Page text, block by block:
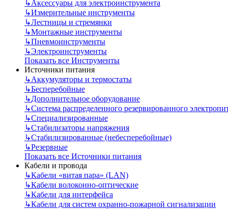
↳Аксессуары для электроинструмента
↳Измерительные инструменты
↳Лестницы и стремянки
↳Монтажные инструменты
↳Пневмоинструменты
↳Электроинструменты
Показать все Инструменты
Источники питания
↳Аккумуляторы и термостаты
↳Бесперебойные
↳Дополнительное оборудование
↳Система распределенного резервированного
↳Специализированные
↳Стабилизаторы напряжения
↳Стабилизированные (небесперебойные)
↳Резервные
Показать все Источники питания
Кабели и провода
↳Кабели «витая пара» (LAN)
↳Кабели волоконно-оптические
↳Кабели для интерфейса
↳Кабели для систем охранно-пожарной сигнализации